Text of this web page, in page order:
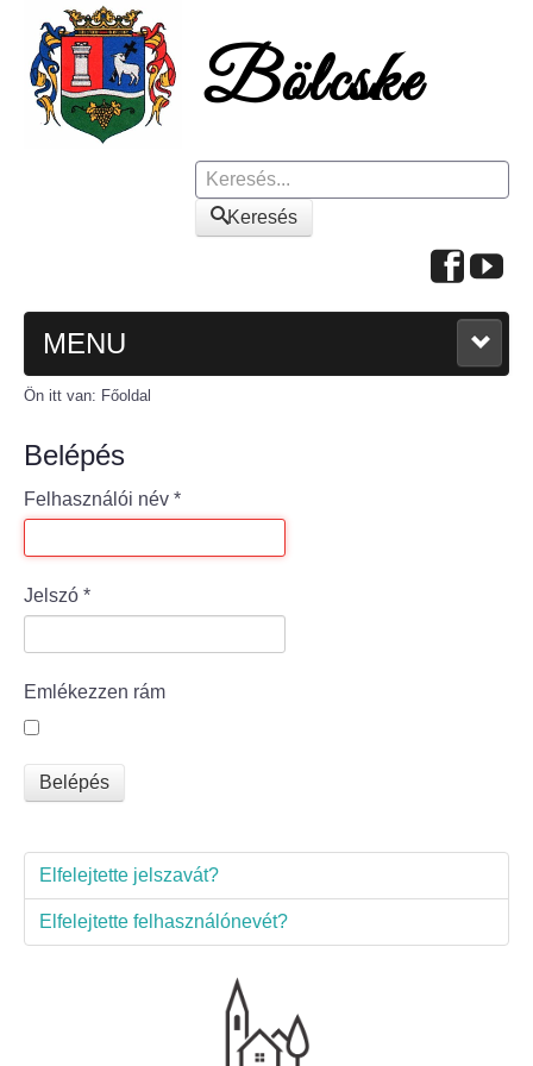
Keresés
Keresés
MENU
FŐOLDAL
A KÖZSÉGRŐL
Polgármesteri köszöntő
Bölcske település
Mi újság Bölcskén?
Értéktár bizottság
Látnivalók
Szállások
Református Egyház
Ön itt van: Főoldal
Belépés
Felhasználói név *
Jelszó *
Emlékezzen rám
Belépés
Elfelejtette jelszavát?
Elfelejtette felhasználónevét?